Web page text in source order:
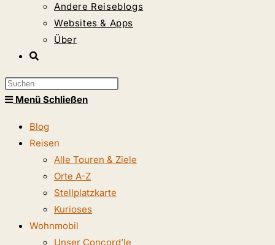
Andere Reiseblogs
Websites & Apps
Über
Website-
umschalten
Press
search
Menü Schließen
Blog
Reisen
Alle Touren & Ziele
Orte A-Z
Stellplatzkarte
Kurioses
Wohnmobil
Unser Concord’le